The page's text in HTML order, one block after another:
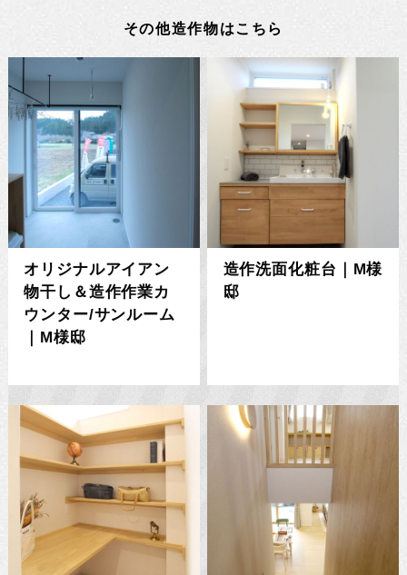
その他造作物はこちら
オリジナルアイアン
物干し＆造作作業カ
ウンター/サンルーム
｜M様邸
造作洗面化粧台｜M様
邸